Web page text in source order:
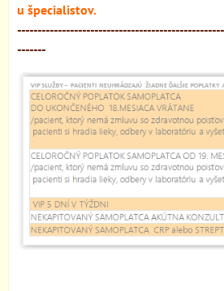
u špecialistov.
-------